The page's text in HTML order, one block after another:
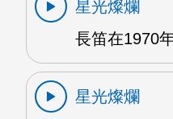
星光燦爛
長笛在1970
星光燦爛